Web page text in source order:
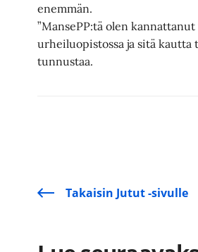
enemmän.
”MansePP:tä olen
urheiluopistossa ja sitä kautta
tunnustaa.
Takaisin Jutut -sivulle